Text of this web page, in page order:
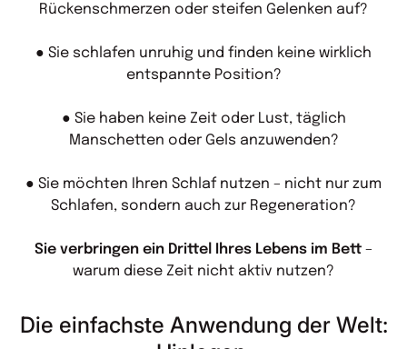
Rückenschmerzen oder steifen Gelenken auf?
● Sie schlafen unruhig und finden keine wirklich
entspannte Position?
● Sie haben keine Zeit oder Lust, täglich
Manschetten oder Gels anzuwenden?
● Sie möchten Ihren Schlaf nutzen – nicht nur zum
Schlafen, sondern auch zur Regeneration?
Sie verbringen ein Drittel Ihres Lebens im Bett –
warum diese Zeit nicht aktiv nutzen?
Die einfachste Anwendung der Welt: